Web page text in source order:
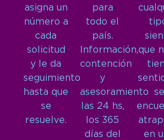
asigna un
número a
cada
solicitud
y le da
seguimiento
hasta que
se
resuelve.
para
todo el
país.
Información,
contención
y
asesoramiento
las 24 hs,
los 365
días del
que
se
en